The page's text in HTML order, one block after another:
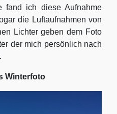
fand ich diese Aufnahme
die Luftaufnahmen von
Lichter geben dem Foto
der mich persönlich nach
Winterfoto